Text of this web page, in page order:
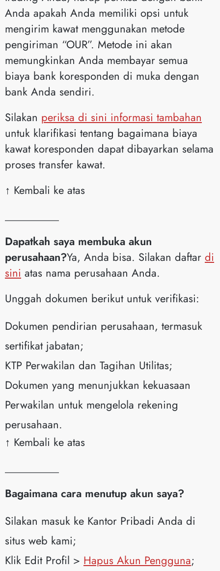
Anda apakah Anda memiliki opsi untuk
mengirim kawat menggunakan metode
pengiriman “OUR”. Metode ini akan
memungkinkan Anda membayar semua
biaya bank koresponden di muka dengan
bank Anda sendiri.
Silakan periksa di sini informasi tambahan
untuk klarifikasi tentang bagaimana biaya
kawat koresponden dapat dibayarkan selama
proses transfer kawat.
↑ Kembali ke atas
Dapatkah saya membuka akun
perusahaan?Ya, Anda bisa. Silakan daftar di
sini atas nama perusahaan Anda.
Unggah dokumen berikut untuk verifikasi:
Dokumen pendirian perusahaan, termasuk
sertifikat jabatan;
KTP Perwakilan dan Tagihan Utilitas;
Dokumen yang menunjukkan kekuasaan
Perwakilan untuk mengelola rekening
perusahaan.
↑ Kembali ke atas
Bagaimana cara menutup akun saya?
Silakan masuk ke Kantor Pribadi Anda di
situs web kami;
Klik Edit Profil > Hapus Akun Pengguna;